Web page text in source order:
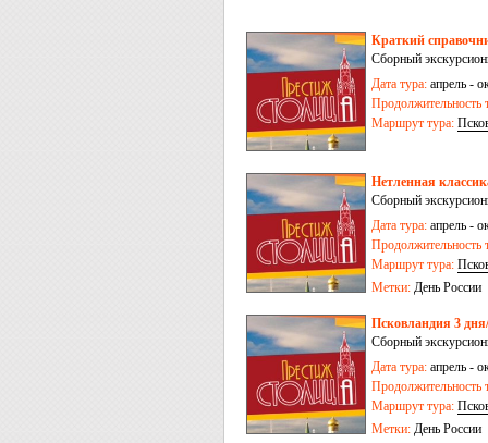
Краткий
Сборный
Дата тура: апрель -
Продолжительность
Маршрут тура:
Нетленная
Сборный
Дата тура: апрель -
Продолжительность
Маршрут тура:
Метки: День России
Псковландия 3
Сборный
Дата тура: апрель -
Продолжительность
Маршрут тура:
Метки: День России